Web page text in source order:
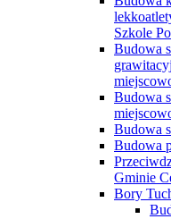
Szkole
Budowa
Budowa
Budowa
Budowa
Gminie
Bory